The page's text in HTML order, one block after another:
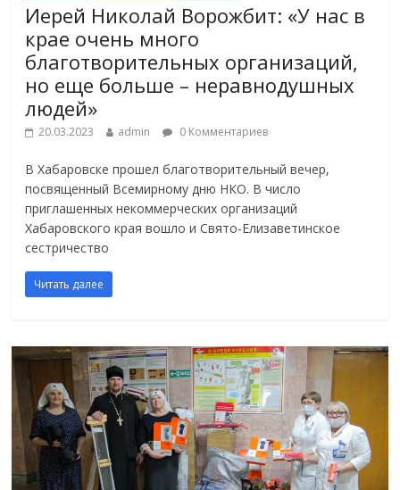
Иерей Николай Ворожбит: «У нас в
крае очень много
благотворительных организаций,
но еще больше – неравнодушных
людей»
20.03.2023 admin 0 Комментариев
В Хабаровске прошел благотворительный вечер,
посвященный Всемирному дню НКО. В число
приглашенных некоммерческих организаций
Хабаровского края вошло и Свято-Елизаветинское
сестричество
Читать далее